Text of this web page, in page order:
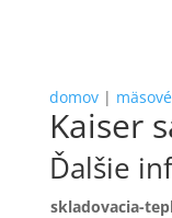
domov|
Kaiser
Ďalšie
skladovacia-